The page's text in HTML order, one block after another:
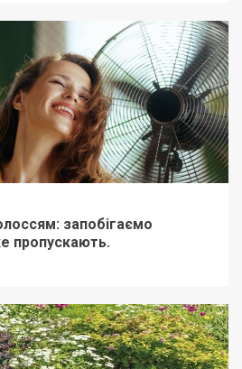
запобігаємо
пропускають.